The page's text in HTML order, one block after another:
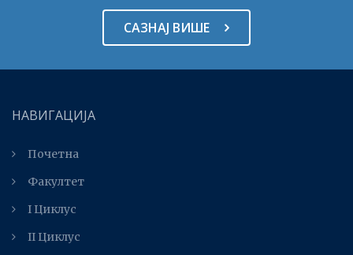
САЗНАЈ ВИШЕ
НАВИГАЦИЈА
Почетна
Факултет
I Циклус
II Циклус